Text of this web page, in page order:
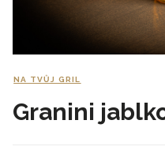
NA TVŮJ GRIL
Granini